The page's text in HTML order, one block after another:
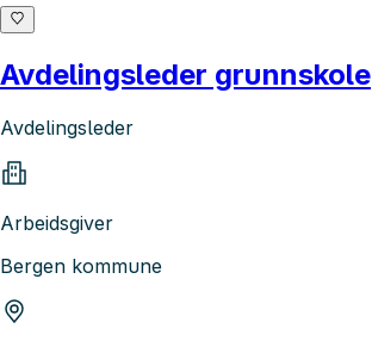
Avdelingsleder grunnskole
Avdelingsleder
Arbeidsgiver
Bergen kommune